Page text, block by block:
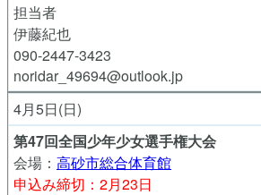
担当者
伊藤紀也
090-2447-3423
noridar_49694@outlook.jp
4月5日(日)
第47回全国少年少女選手権大会
会場： 高砂市総合体育館
申込み締切：2月23日